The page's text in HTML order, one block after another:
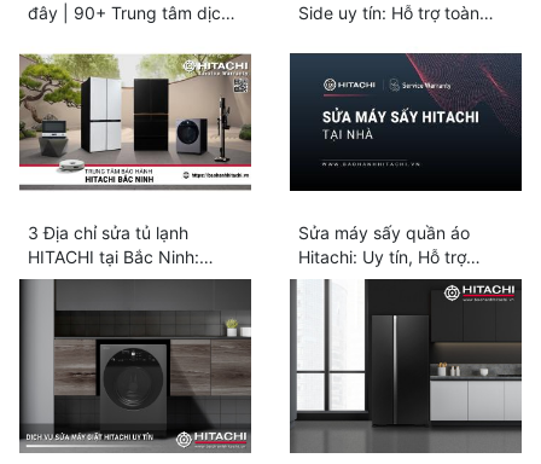
đây | 90+ Trung tâm dịch
Side uy tín: Hỗ trợ toàn
3 Địa chỉ sửa tủ lạnh
HITACHI tại Bắc Ninh:
Chính thức | Hỗ trợ 24/7
Sửa máy sấy quần áo
Hitachi: Uy tín, Hỗ trợ
nhanh 24/7